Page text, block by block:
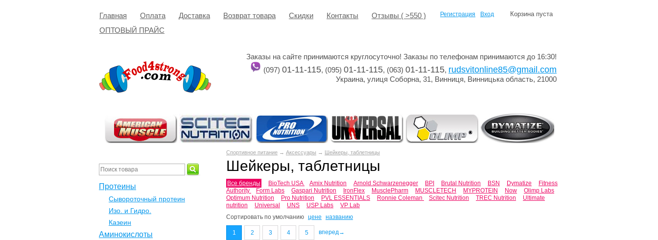
Главная Оплата Доставка Возврат товара Cкидки Контакты
Отзывы ( >550 )
ОПТОВЫЙ ПРАЙС
Корзина пуста
Регистрация Вход
Заказы на сайте принимаются круглосуточно! Заказы по телефонам принимаются до 16:30!
(097) 01-11-115, (095) 01-11-115, (063) 01-11-115, rudsvitonline85@gmail.com
Украина, улиця Соборна, 31, Винниця, Винницька область, 21000
Спортивное питание → Аксессуары → Шейкеры, таблетницы
Шейкеры, таблетницы
Все бренды BioTech USA Amix Nutrition Arnold Schwarzenegger BPI Brutal Nutrition BSN Dymatize
Fitness
Authority
Form Labs Gaspari Nutrition IronFlex MusclePharm MUSCLETECH MYPROTEIN Now
Olimp Labs
Optimum Nutrition
Pro Nutrition PVL ESSENTIALS Ronnie Coleman Scitec Nutrition TREC Nutrition
Ultimate
nutrition
Universal UNS USP Labs
VP Lab
Сортировать по умолчанию цене названию
1 2 3 4 5 вперед→
Протеины
Сывороточный протеин
Изо. и Гидро.
Казеин
Аминокислоты